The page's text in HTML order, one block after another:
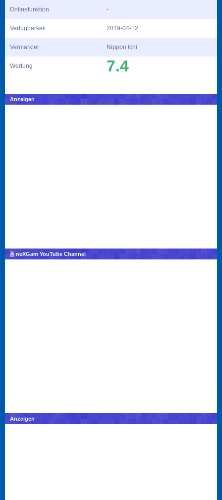
Onlinefunktion -
Verfügbarkeit 2019-04-12
Vermarkter Nippon Ichi
Wertung 7.4
Anzeigen
neXGam YouTube Channel
Anzeigen